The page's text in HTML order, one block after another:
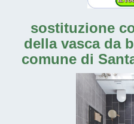
sostituzione
della vasca da
comune di